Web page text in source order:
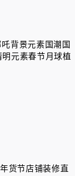
吒背景元素国潮国
明元素春节月球植
年货节店铺装修直